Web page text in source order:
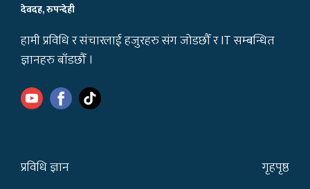
देवदह, रुपन्देही
हामी प्रविधि र संचारलाई हजुरहरु संग जोडछौँ र IT सम्बन्धित
ज्ञानहरु बाँडछौँ ।
प्रविधि ज्ञान
गृहपृष्ठ